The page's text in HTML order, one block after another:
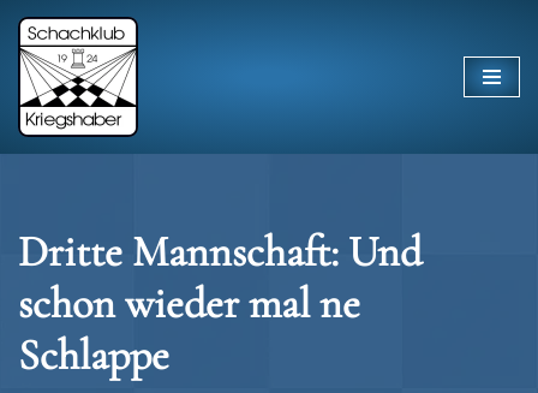
Zum
Inhalt
springen
Dritte Mannschaft: Und
schon wieder mal ne
Schlappe